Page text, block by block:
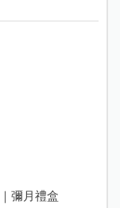
彌月禮盒